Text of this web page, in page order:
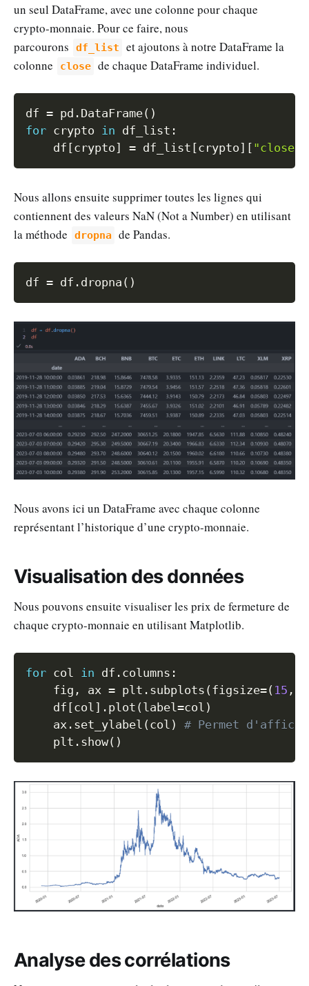
un seul DataFrame, avec une colonne pour chaque
crypto-monnaie. Pour ce faire, nous
parcourons
df_list
et ajoutons à notre DataFrame la
colonne
close de chaque DataFrame individuel.
df = pd . DataFrame( )
for crypto in df_list :
    df
[crypto] = df_list [crypto] [ "close"
Nous allons ensuite supprimer toutes les lignes qui
contiennent des valeurs NaN (Not a Number) en utilisant
la méthode
dropna de Pandas.
df = df . dropna ( )
Nous avons ici un DataFrame avec chaque colonne
représentant l’historique d’une crypto-monnaie.
Visualisation des données
Nous pouvons ensuite visualiser les prix de fermeture de
chaque crypto-monnaie en utilisant Matplotlib.
for col in df . columns :
    fig
, ax = plt . subplots (figsize=( 15 ,
    df
[col ] . plot (label =col )
    ax
. set_ylabel (col )
# Permet
    plt
. show( )
Analyse des corrélations